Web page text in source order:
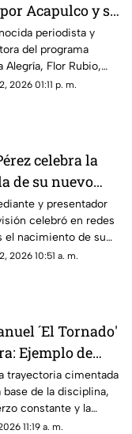
Acapulco y su
periodista y
del programa
Alegría, Flor Rubio,
el profundo cariño y la
su “segunda
un refugio lleno de
familiares.
2026 01:11 p. m.
celebra la
de su nuevo
lágrimas y
y presentador
celebró en redes
el nacimiento de su
junto a su esposa
2026 10:51 a. m.
´El Tornado'
Ejemplo de
y promesa
Guerrerense
trayectoria cimentada
base de la disciplina,
constante y la
el boxeador
11:19 a. m.